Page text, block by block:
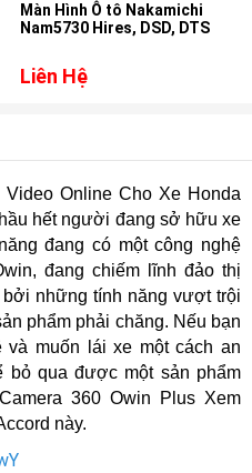
Màn Hình Ô tô Nakamichi
Nam5730 Hires, DSD, DTS
Liên Hệ
Online Cho Xe Honda
hết người đang sở hữu xe
đang có một công nghệ
đang chiếm lĩnh đảo thị
những tính năng vượt trội
phẩm phải chăng. Nếu bạn
và muốn lái xe một cách an
bỏ qua được một sản phẩm
360 Owin Plus Xem
này.